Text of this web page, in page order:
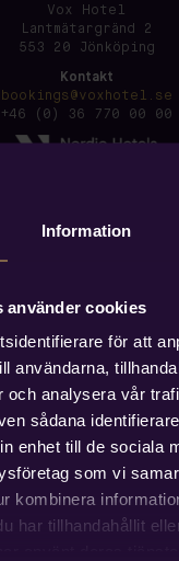
Information
använder cookies
för att
användarna,
och analysera vår
sådana
enhet till de sociala
som vi
kombinera
har tillhandahållit
Vox Hotel
Lantmätargränd 2
553 20 Jönköping
Kontakt
bookings@voxhotel.se
+46 (0) 36 770 00 00
Hitta till Vox Hotel